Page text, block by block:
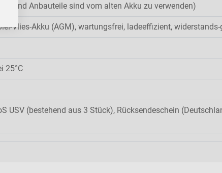
und Anbauteile sind vom alten Akku zu verwenden)
Vlies-Akku (AGM), wartungsfrei, ladeeffizient,
25°C
USV (bestehend aus 3 Stück), Rücksendeschein